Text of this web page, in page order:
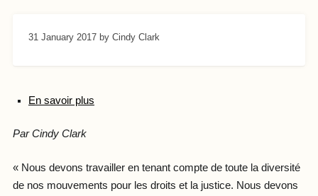
31 January 2017 by Cindy Clark
En savoir plus
Par Cindy Clark
« Nous devons travailler en tenant compte de toute la diversité
de nos mouvements pour les droits et la justice. Nous devons